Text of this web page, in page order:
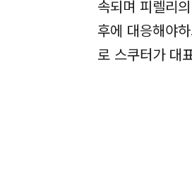
속되며 피렐리
후에 대응해야
로 스쿠터가 대